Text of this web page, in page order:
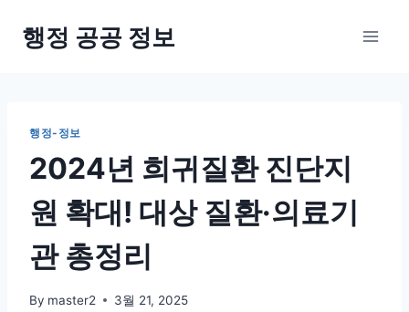
행정 공공 정보
행정-정보
2024년 희귀질환 진단지
원 확대! 대상 질환·의료기
관 총정리
By master2 3월 21, 2025